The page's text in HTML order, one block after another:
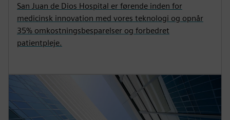
San Juan de Dios Hospital er førende inden for
medicinsk innovation med vores teknologi og opnår
35% omkostningsbesparelser og forbedret
patientpleje.